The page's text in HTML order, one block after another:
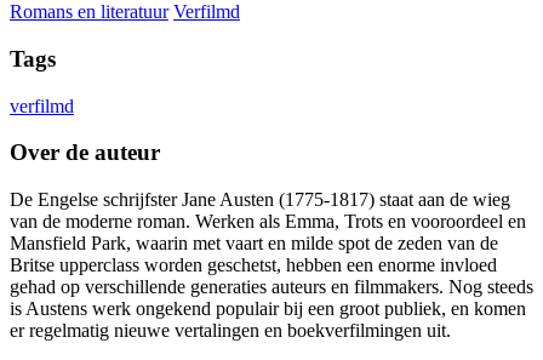
Romans en literatuur Verfilmd
Tags
verfilmd
Over de auteur
De Engelse schrijfster Jane Austen (1775-1817) staat aan de wieg
van de moderne roman. Werken als Emma, Trots en vooroordeel en
Mansfield Park, waarin met vaart en milde spot de zeden van de
Britse upperclass worden geschetst, hebben een enorme invloed
gehad op verschillende generaties auteurs en filmmakers. Nog steeds
is Austens werk ongekend populair bij een groot publiek, en komen
er regelmatig nieuwe vertalingen en boekverfilmingen uit.